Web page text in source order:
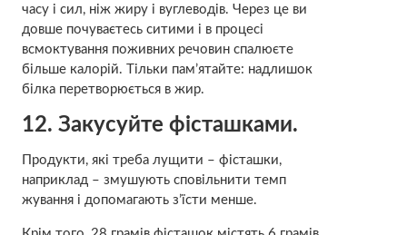
часу і сил, ніж жиру і вуглеводів. Через це ви
довше почуваєтесь ситими і в процесі
всмоктування поживних речовин спалюєте
більше калорій. Тільки пам’ятайте: надлишок
білка перетворюється в жир.
12. Закусуйте фісташками.
Продукти, які треба лущити – фісташки,
наприклад – змушують сповільнити темп
жування і допомагають з’їсти менше.